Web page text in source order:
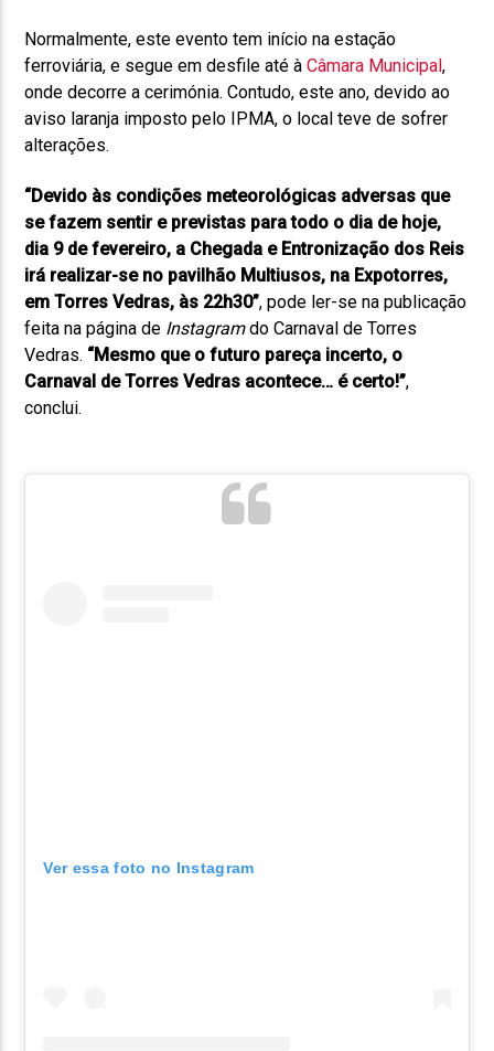
Normalmente, este evento tem início na estação
ferroviária, e segue em desfile até àCâmara Municipal,
onde decorre a cerimónia. Contudo, este ano, devido ao
aviso laranja imposto pelo IPMA, o local teve de sofrer
alterações.
“Devido às condições meteorológicas adversas que
se fazem sentir e previstas para todo o dia de hoje,
dia 9 de fevereiro, a Chegada e Entronização dos Reis
irá realizar-se no pavilhão Multiusos, na Expotorres,
em Torres Vedras, às 22h30”, pode ler-se na publicação
feita na página de Instagramdo Carnaval de Torres
Vedras. “Mesmo que o futuro pareça incerto, o
Carnaval de Torres Vedras acontece… é certo!”,
conclui.
Ver essa foto no Instagram